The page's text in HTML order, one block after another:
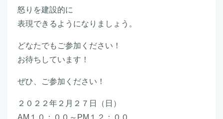
怒りを建設的に
表現できるようになりましょう。
どなたでもご参加ください！
お待ちしています！
ぜひ、ご参加ください！
２０２２年２月２７日（日）